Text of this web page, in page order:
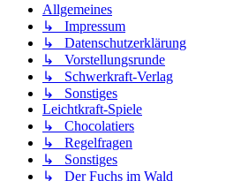
Allgemeines
↳ Impressum
↳ Datenschutzerklärung
↳ Vorstellungsrunde
↳ Schwerkraft-Verlag
↳ Sonstiges
Leichtkraft-Spiele
↳ Chocolatiers
↳ Regelfragen
↳ Sonstiges
↳ Der Fuchs im Wald